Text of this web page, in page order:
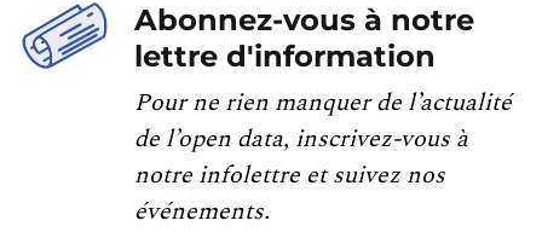
Abonnez-vous à notre
lettre d'information
Pour ne rien manquer de l’actualité
de l’open data, inscrivez-vous à
notre infolettre et suivez nos
événements.